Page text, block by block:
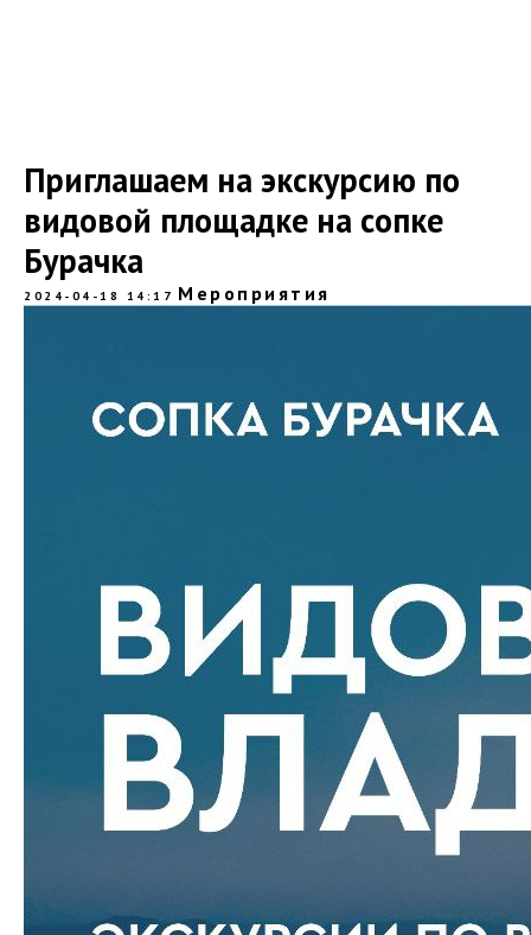
Приглашаем на экскурсию по
видовой площадке на сопке
Бурачка
2024-04-18 14:17 Мероприятия